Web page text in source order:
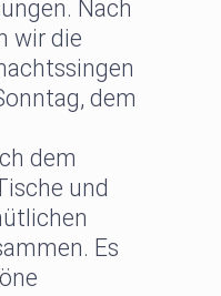
Nach
wir die
dem
dem
und
Es